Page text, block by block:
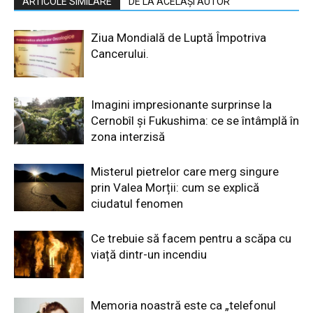
Ziua Mondială de Luptă Împotriva
Cancerului.
Imagini impresionante surprinse la
Cernobîl și Fukushima: ce se întâmplă în
zona interzisă
Misterul pietrelor care merg singure
prin Valea Morții: cum se explică
ciudatul fenomen
Ce trebuie să facem pentru a scăpa cu
viață dintr-un incendiu
Memoria noastră este ca „telefonul